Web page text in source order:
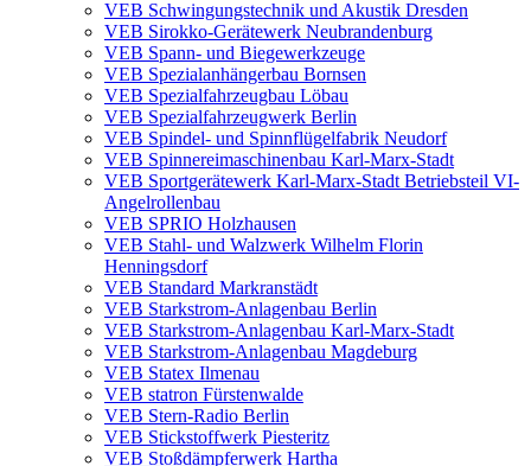
VEB Schwingungstechnik und Akustik Dresden
VEB Sirokko-Gerätewerk Neubrandenburg
VEB Spann- und Biegewerkzeuge
VEB Spezialanhängerbau Bornsen
VEB Spezialfahrzeugbau Löbau
VEB Spezialfahrzeugwerk Berlin
VEB Spindel- und Spinnflügelfabrik Neudorf
VEB Spinnereimaschinenbau Karl-Marx-Stadt
VEB Sportgerätewerk Karl-Marx-Stadt Betriebsteil VI-
Angelrollenbau
VEB SPRIO Holzhausen
VEB Stahl- und Walzwerk Wilhelm Florin
Henningsdorf
VEB Standard Markranstädt
VEB Starkstrom-Anlagenbau Berlin
VEB Starkstrom-Anlagenbau Karl-Marx-Stadt
VEB Starkstrom-Anlagenbau Magdeburg
VEB Statex Ilmenau
VEB statron Fürstenwalde
VEB Stern-Radio Berlin
VEB Stickstoffwerk Piesteritz
VEB Stoßdämpferwerk Hartha